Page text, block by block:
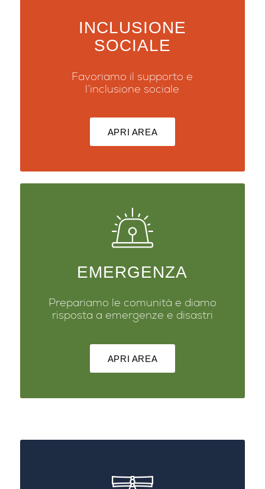
INCLUSIONE
SOCIALE
Favoriamo il supporto e
l’inclusione sociale
APRI AREA
EMERGENZA
Prepariamo le comunità e diamo
risposta a emergenze e disastri
APRI AREA